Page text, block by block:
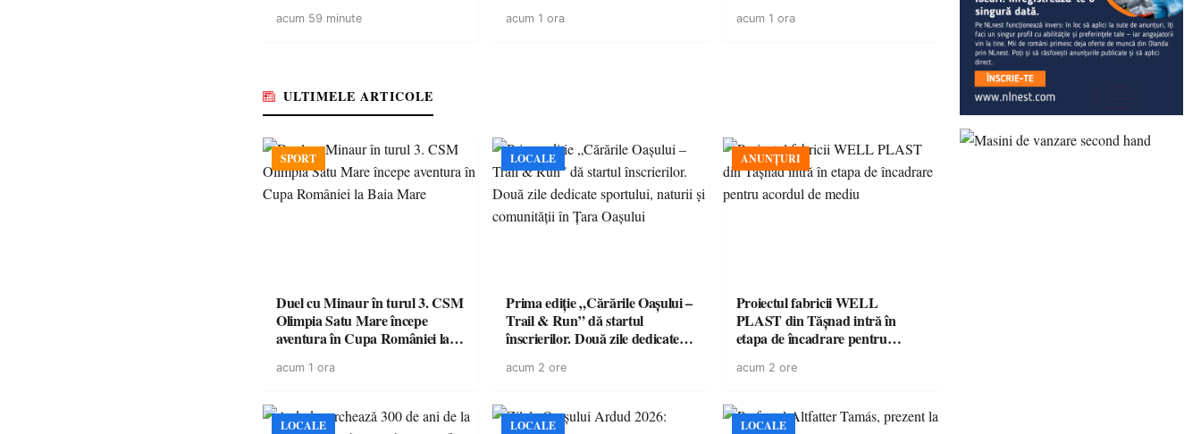
brand al Codrului”
acum 59 minute acum 1 ora
răsturnat la Bixad
acum 1 ora
ULTIMELE ARTICOLE
SPORT
Duel cu Minaur în turul 3. CSM
Olimpia Satu Mare începe
aventura în Cupa României la
acum 1 ora
LOCALE
Prima ediție „Cărările Oașului –
Trail & Run” dă startul
înscrierilor. Două zile dedicate
în Țara Oașului
acum 2 ore
ANUNȚURI
Proiectul fabricii WELL
PLAST din Tășnad intră în
etapa de încadrare pentru
acum 2 ore
LOCALE LOCALE LOCALE